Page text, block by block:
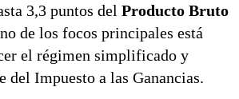
3,3 puntos del Producto Bruto
de los focos principales está
el régimen simplificado y
del Impuesto a las Ganancias.